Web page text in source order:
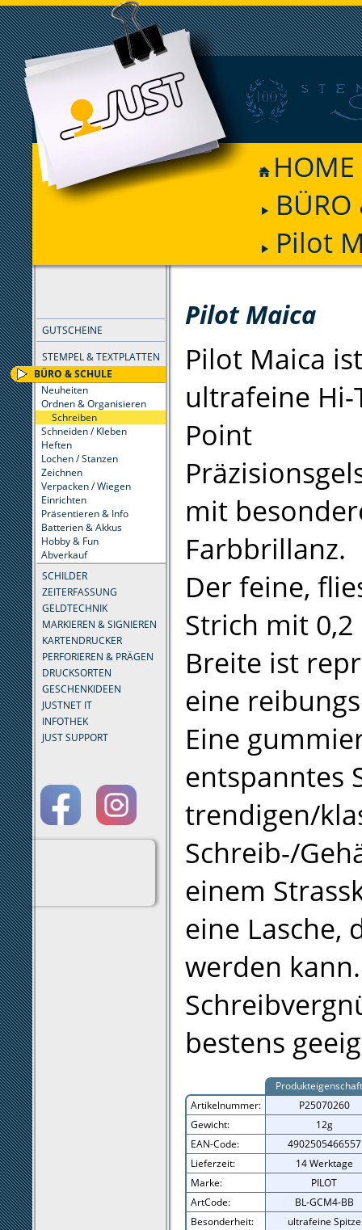
HOME
BÜRO
Pilot
GUTSCHEINE
STEMPEL & TEXTPLATTEN
BÜRO & SCHULE
Neuheiten
Ordnen & Organisieren
Schreiben
Schneiden / Kleben
Heften
Lochen / Stanzen
Zeichnen
Verpacken / Wiegen
Einrichten
Präsentieren & Info
Batterien & Akkus
Hobby & Fun
Abverkauf
SCHILDER
ZEITERFASSUNG
GELDTECHNIK
MARKIEREN & SIGNIEREN
KARTENDRUCKER
PERFORIEREN & PRÄGEN
DRUCKSORTEN
GESCHENKIDEEN
JUSTNET IT
INFOTHEK
JUST SUPPORT
Pilot Maica
Pilot Maica
ultrafeine Hi-
Point
mit
Farbbrillanz.
Der feine,
Strich mit
Breite ist
eine
Eine
entspanntes
trendigen/
Schreib-/
einem
eine Lasche,
werden
bestens
Artikelnummer:
P25070260
Gewicht:
12g
EAN-Code:
4902505466557
Lieferzeit:
14 Werktage
Marke:
PILOT
ArtCode:
BL-GCM4-BB
Besonderheit:
ultrafeine Spitze